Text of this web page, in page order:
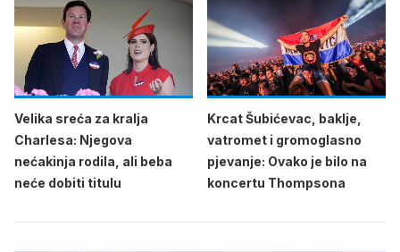
Velika sreća za kralja
Charlesa: Njegova
nećakinja rodila, ali beba
neće dobiti titulu
Krcat Šubićevac, baklje,
vatromet i gromoglasno
pjevanje: Ovako je bilo na
koncertu Thompsona